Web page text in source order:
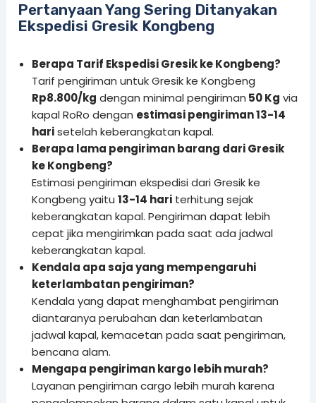
Pertanyaan Yang Sering Ditanyakan
Ekspedisi Gresik Kongbeng
Berapa Tarif Ekspedisi Gresik ke Kongbeng?
Tarif pengiriman untuk Gresik ke Kongbeng
Rp8.800/kg dengan minimal pengiriman 50 Kg via
kapal RoRo dengan estimasi pengiriman 13-14
harisetelah keberangkatan kapal.
Berapa lama pengiriman barang dari Gresik
ke Kongbeng?
Estimasi pengiriman ekspedisi dari Gresik ke
Kongbeng yaitu 13-14 hariterhitung sejak
keberangkatan kapal. Pengiriman dapat lebih
cepat jika mengirimkan pada saat ada jadwal
keberangkatan kapal.
Kendala apa saja yang mempengaruhi
keterlambatan pengiriman?
Kendala yang dapat menghambat pengiriman
diantaranya perubahan dan keterlambatan
jadwal kapal, kemacetan pada saat pengiriman,
bencana alam.
Mengapa pengiriman kargo lebih murah?
Layanan pengiriman cargo lebih murah karena